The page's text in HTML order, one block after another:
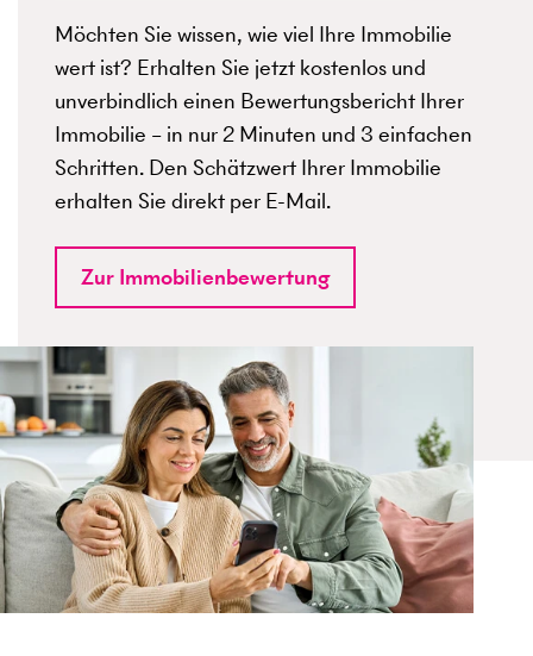
Möchten Sie wissen, wie viel Ihre Immobilie
wert ist? Erhalten Sie jetzt kostenlos und
unverbindlich einen Bewertungsbericht Ihrer
Immobilie – in nur 2 Minuten und 3 einfachen
Schritten. Den Schätzwert Ihrer Immobilie
erhalten Sie direkt per E-Mail.
Zur Immobilienbewertung